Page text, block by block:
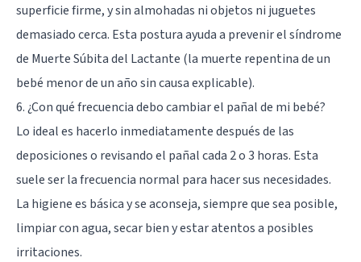
superficie firme, y sin almohadas ni objetos ni juguetes
demasiado cerca. Esta postura ayuda a prevenir el síndrome
de Muerte Súbita del Lactante (la muerte repentina de un
bebé menor de un año sin causa explicable).
6. ¿Con qué frecuencia debo cambiar el pañal de mi bebé?
Lo ideal es hacerlo inmediatamente después de las
deposiciones o revisando el pañal cada 2 o 3 horas. Esta
suele ser la frecuencia normal para hacer sus necesidades.
La higiene es básica y se aconseja, siempre que sea posible,
limpiar con agua, secar bien y estar atentos a posibles
irritaciones.